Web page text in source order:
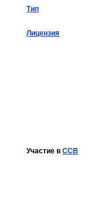
Тип
Лицензия
Участие вССВ